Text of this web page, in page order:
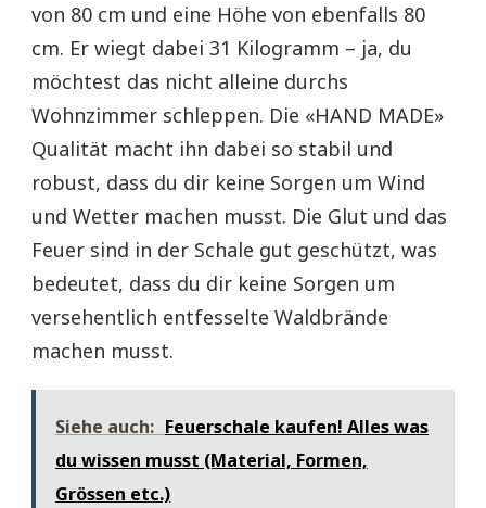
von 80 cm und eine Höhe von ebenfalls 80
cm. Er wiegt dabei 31 Kilogramm – ja, du
möchtest das nicht alleine durchs
Wohnzimmer schleppen. Die «HAND MADE»
Qualität macht ihn dabei so stabil und
robust, dass du dir keine Sorgen um Wind
und Wetter machen musst. Die Glut und das
Feuer sind in der Schale gut geschützt, was
bedeutet, dass du dir keine Sorgen um
versehentlich entfesselte Waldbrände
machen musst.
Siehe auch: Feuerschale kaufen! Alles was
du wissen musst (Material, Formen,
Grössen etc.)